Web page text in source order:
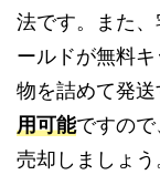
法です。また
ールドが無料
物を詰めて発送
用可能ですの
売却しましょう